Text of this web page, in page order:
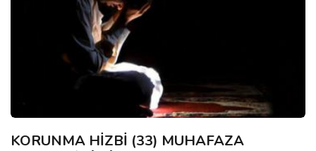
KORUNMA HİZBİ (33) MUHAFAZA